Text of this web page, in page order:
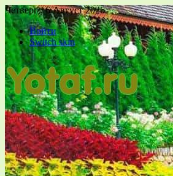
Четверг , 6 Август 2026
Войти
Switch skin